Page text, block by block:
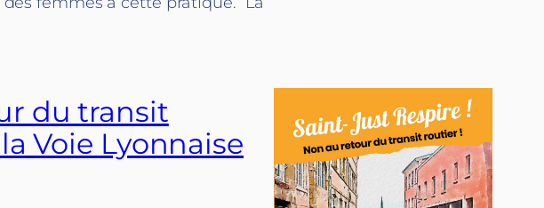
du transit
Voie Lyonnaise